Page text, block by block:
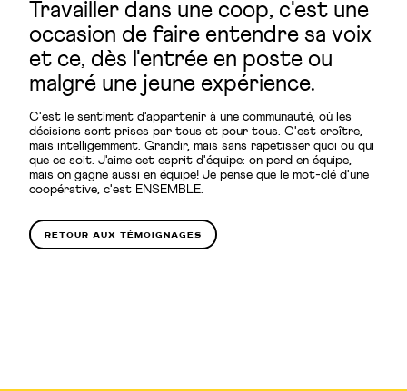
Travailler dans une coop, c'est une
occasion de faire entendre sa voix
et ce, dès l'entrée en poste ou
malgré une jeune expérience.
C'est le sentiment d'appartenir à une communauté, où les
décisions sont prises par tous et pour tous. C'est croître,
mais intelligemment. Grandir, mais sans rapetisser quoi ou qui
que ce soit. J'aime cet esprit d'équipe: on perd en équipe,
mais on gagne aussi en équipe! Je pense que le mot-clé d'une
coopérative, c'est ENSEMBLE.
retour aux témoignages